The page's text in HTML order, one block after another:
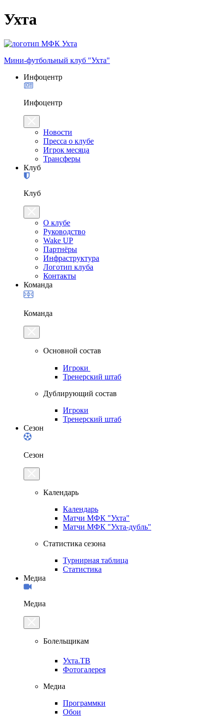
Ухта
Мини-футбольный клуб "Ухта"
Инфоцентр
Инфоцентр
Новости
Пресса о клубе
Игрок месяца
Трансферы
Клуб
Клуб
О клубе
Руководство
Wake UP
Партнёры
Инфраструктура
Логотип клуба
Контакты
Команда
Команда
Основной состав
Игроки
Тренерский штаб
Дублирующий состав
Игроки
Тренерский штаб
Сезон
Сезон
Календарь
Календарь
Матчи МФК "Ухта"
Матчи МФК "Ухта-дубль"
Статистика сезона
Турнирная таблица
Статистика
Медиа
Медиа
Болельщикам
Ухта.ТВ
Фотогалерея
Медиа
Программки
Обои